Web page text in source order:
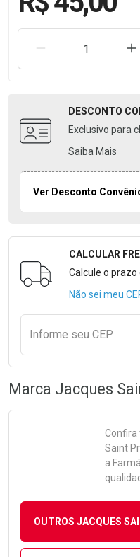
REMOVER UMA
DESCONTO
Exclusivo para
Saiba Mais
Ver Desconto
Formulário para
CALCULAR
Calcule o
Não sei meu
Informe seu CEP
Marca Jacques
Confira
Saint
a
OUTROS JACQUES